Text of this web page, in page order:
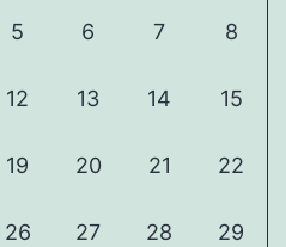
5 6 7 8
12 13 14 15
19 20 21 22
26 27 28 29